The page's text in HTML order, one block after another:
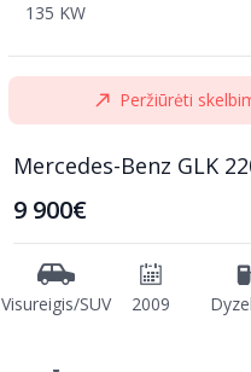
135 KW
Peržiūrėti
Mercedes-Benz GLK
9 900€
Visureigis/SUV 2009